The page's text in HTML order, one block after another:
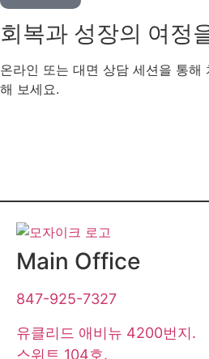
회복과 성장의 여정
온라인 또는 대면 상담 세션을 통해
해 보세요.
Main Office
847-925-7327
유클리드 애비뉴 4200번지.
스위트 104호.